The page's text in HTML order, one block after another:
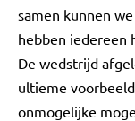
samen kunnen
hebben iedereen
De wedstrijd
ultieme
onmogelijke